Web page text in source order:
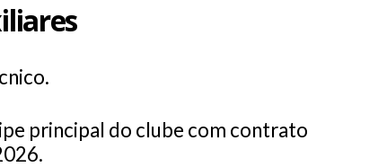
principal do clube com contrato